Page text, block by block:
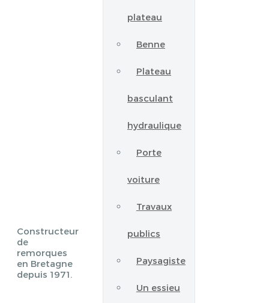
Constructeur
de
remorques
en Bretagne
depuis 1971.
plateau
Benne
Plateau
basculant
hydraulique
Porte
voiture
Travaux
publics
Paysagiste
Un essieu